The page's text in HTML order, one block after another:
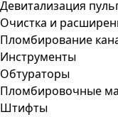
Девитализация
Очистка и
Пломбирование
Инструменты
Обтураторы
Пломбировочные
Штифты